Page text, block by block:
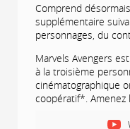
Comprend
supplémentaire
personnages, du
Marvels Avengers
à la troisième
cinématographique
coopératif*.
gratuite sera